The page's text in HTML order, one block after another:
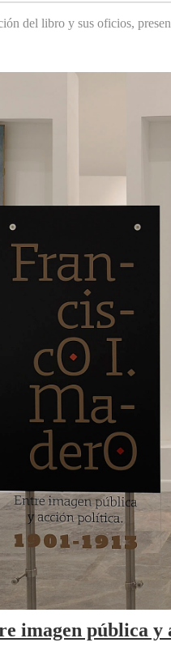
del libro y sus oficios,
imagen pública y